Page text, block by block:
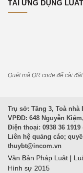
TẢI ỨNG DỤNG
Quét mã QR code để cài đặt
Trụ sở: Tầng 3, Toà nhà
VPĐD: 648 Nguyễn
Điện thoại: 0938 36 1919
Liên hệ quảng cáo;
thuybt@incom.vn
Văn Bản Pháp Luật |
Hình sự 2015